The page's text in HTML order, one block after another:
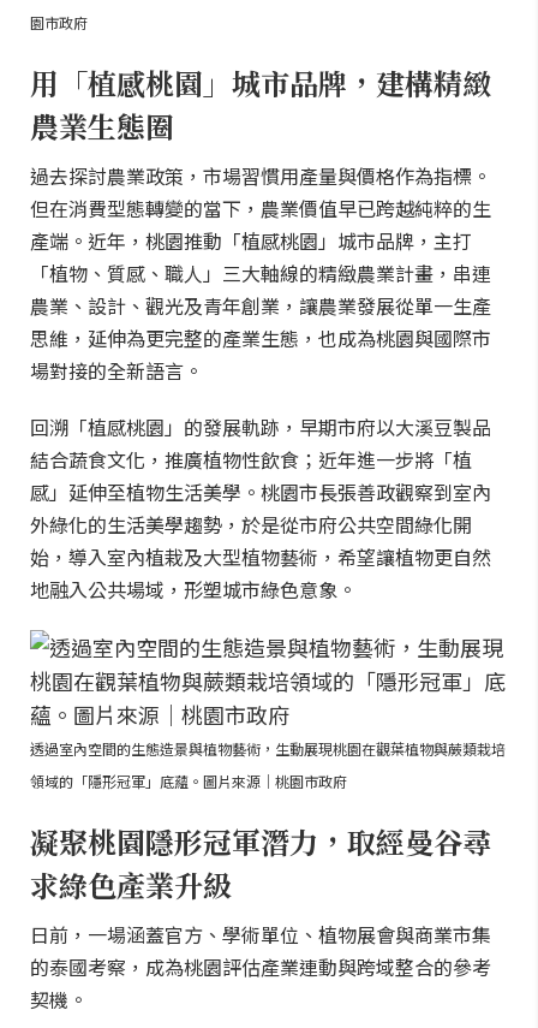
園市政府
用「植感桃園」城市品牌，建構精緻
農業生態圈
過去探討農業政策，市場習慣用產量與價格作為指標。
但在消費型態轉變的當下，農業價值早已跨越純粹的生
產端。近年，桃園推動「植感桃園」城市品牌，主打
「植物、質感、職人」三大軸線的精緻農業計畫，串連
農業、設計、觀光及青年創業，讓農業發展從單一生產
思維，延伸為更完整的產業生態，也成為桃園與國際市
場對接的全新語言。
回溯「植感桃園」的發展軌跡，早期市府以大溪豆製品
結合蔬食文化，推廣植物性飲食；近年進一步將「植
感」延伸至植物生活美學。桃園市長張善政觀察到室內
外綠化的生活美學趨勢，於是從市府公共空間綠化開
始，導入室內植栽及大型植物藝術，希望讓植物更自然
地融入公共場域，形塑城市綠色意象。
透過室內空間的生態造景與植物藝術，生動展現桃園在觀葉植物與蕨類栽培
領域的「隱形冠軍」底蘊。圖片來源｜桃園市政府
凝聚桃園隱形冠軍潛力，取經曼谷尋
求綠色產業升級
日前，一場涵蓋官方、學術單位、植物展會與商業市集
的泰國考察，成為桃園評估產業連動與跨域整合的參考
契機。